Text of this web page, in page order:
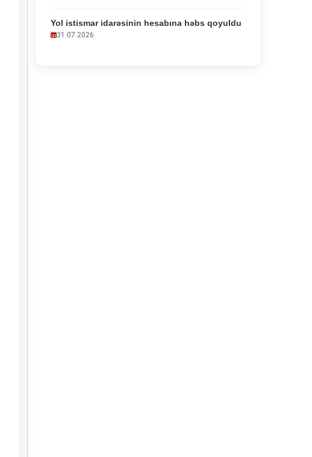
Yol istismar idarəsinin hesabına həbs qoyuldu
31.07.2026